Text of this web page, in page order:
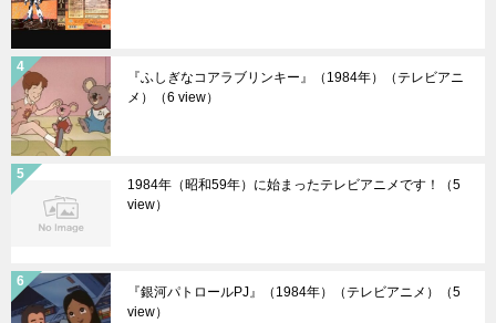
『ふしぎなコアラブリンキー』（1984年）（テレビアニ
メ）
（6 view）
1984年（昭和59年）に始まったテレビアニメです！
（5
view）
『銀河パトロールPJ』（1984年）（テレビアニメ）
（5
view）